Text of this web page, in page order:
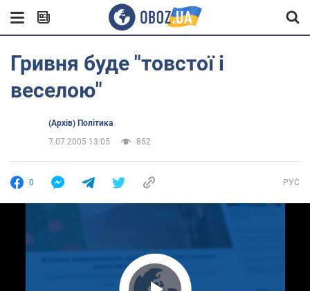
Гривня буде "товстої і
веселою"
(Архів) Політика
7.07.2005 13:05
852
0 РУС